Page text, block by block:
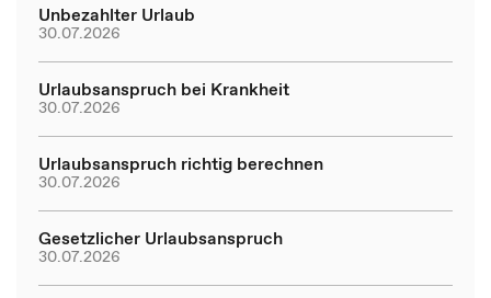
Unbezahlter Urlaub
30.07.2026
Urlaubsanspruch bei Krankheit
30.07.2026
Urlaubsanspruch richtig berechnen
30.07.2026
Gesetzlicher Urlaubsanspruch
30.07.2026